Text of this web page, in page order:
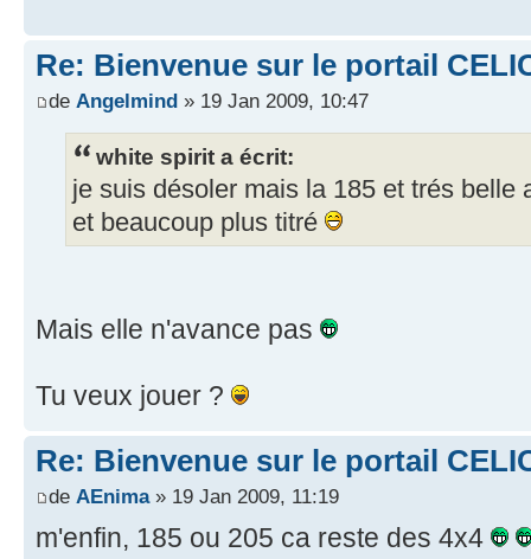
Re: Bienvenue sur le portail
de Angelmind » 19 Jan 2009, 10:47
white spirit a écrit:
je suis désoler mais la 185 et trés belle
et beaucoup plus titré
Mais elle n'avance pas
Tu veux jouer ?
Re: Bienvenue sur le portail
de AEnima» 19 Jan 2009, 11:19
m'enfin, 185 ou 205 ca reste des 4x4